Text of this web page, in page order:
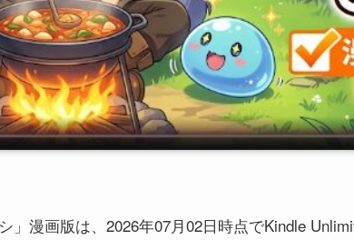
」漫画版は、2026年07月02日時点でKindle